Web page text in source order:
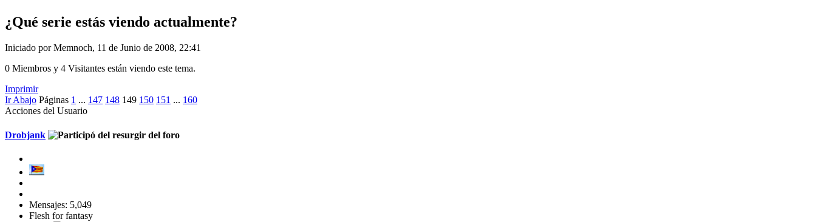
¿Qué serie estás viendo actualmente?
Iniciado por Memnoch, 11 de Junio de 2008, 22:41
0 Miembros y 4 Visitantes están viendo este tema.
Imprimir
Ir Abajo Páginas 1 ... 147 148 149 150 151 ... 160
Acciones del Usuario
Drobjank
Mensajes: 5,049
Flesh for fantasy